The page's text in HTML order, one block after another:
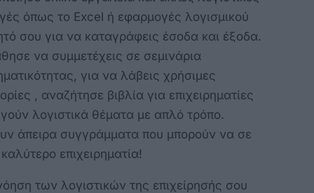
όπως το Excel ή εφαρμογές λογισμικού
σου για να καταγράφεις έσοδα και έξοδα.
να συμμετέχεις σε σεμινάρια
για να λάβεις χρήσιμες
, αναζήτησε βιβλία για επιχειρηματίες
λογιστικά θέματα με απλό τρόπο.
άπειρα συγγράμματα που μπορούν να σε
επιχειρηματία!
των λογιστικών της επιχείρησής σου